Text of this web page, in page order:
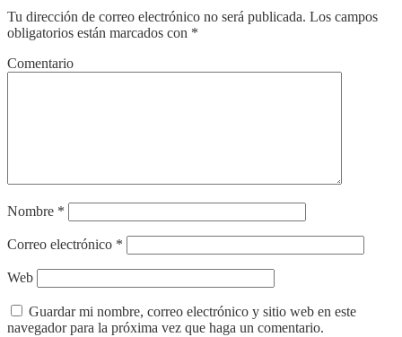
Tu dirección de correo electrónico no será publicada. Los campos
obligatorios están marcados con *
Comentario
Nombre *
Correo electrónico *
Web
Guardar mi nombre, correo electrónico y sitio web en este
navegador para la próxima vez que haga un comentario.